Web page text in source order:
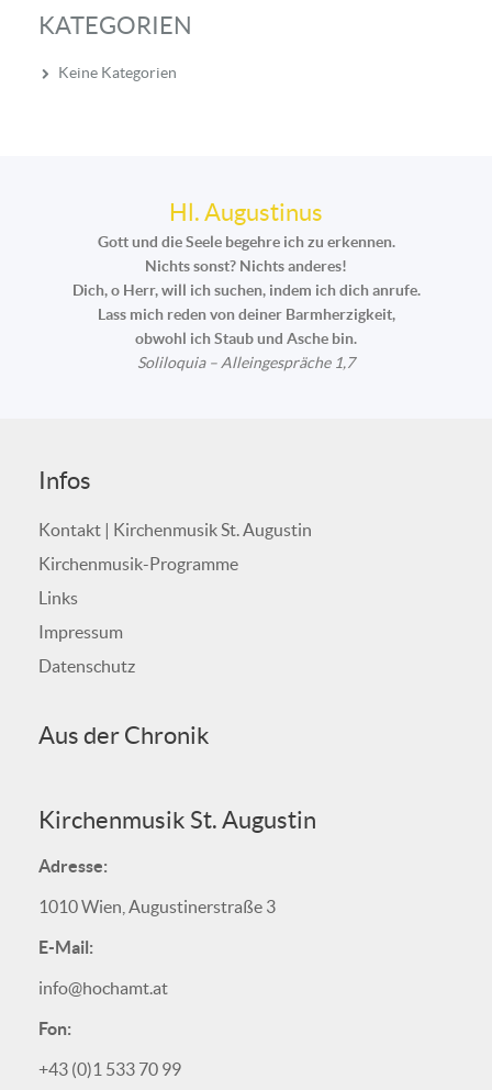
KATEGORIEN
Keine Kategorien
Hl. Augustinus
Gott und die Seele begehre ich zu erkennen.
Nichts sonst? Nichts anderes!
Dich, o Herr, will ich suchen, indem ich dich anrufe.
Lass mich reden von deiner Barmherzigkeit,
obwohl ich Staub und Asche bin.
Soliloquia – Alleingespräche 1,7
Infos
Kontakt | Kirchenmusik St. Augustin
Kirchenmusik-Programme
Links
Impressum
Datenschutz
Aus der Chronik
Kirchenmusik St. Augustin
Adresse:
1010 Wien, Augustinerstraße 3
E-Mail:
info@hochamt.at
Fon:
+43 (0)1 533 70 99